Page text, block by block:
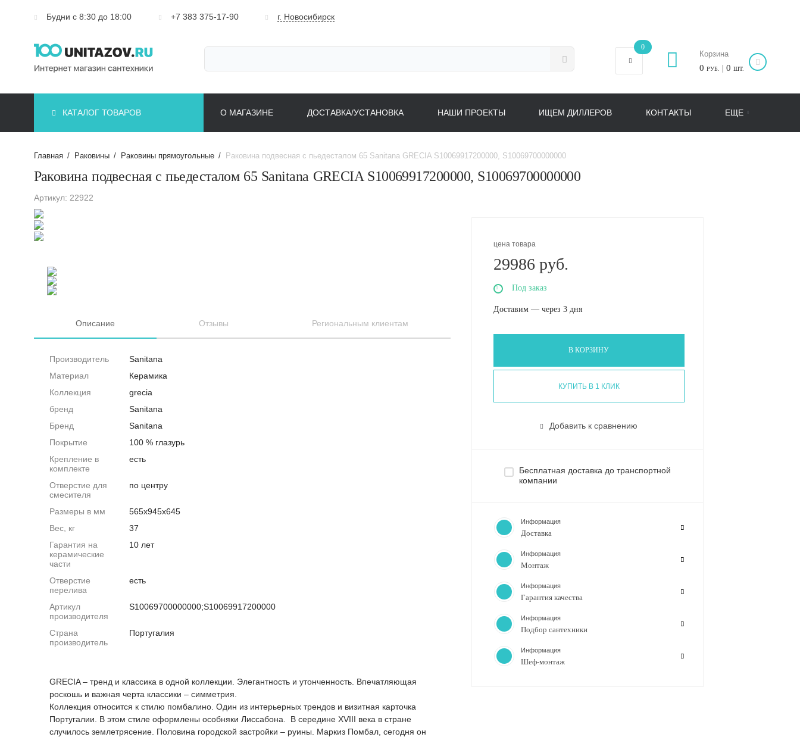
Будни с 8:30 до 18:00 +7 383 375-17-90 г. Новосибирск
0
Корзина
0 РУБ. | 0 ШТ.
КАТАЛОГ ТОВАРОВ О МАГАЗИНЕ ДОСТАВКА/УСТАНОВКА НАШИ ПРОЕКТЫ ИЩЕМ ДИЛЛЕРОВ КОНТАКТЫ ЕЩЕ
Главная / Раковины / Раковины прямоугольные / Раковина подвесная с пьедесталом 65 Sanitana GRECIA S10069917200000, S10069700000000
Раковина подвесная с пьедесталом 65 Sanitana GRECIA S10069917200000, S10069700000000
Артикул: 22922
цена товара
29986 руб.
Под заказ
Доставим — через 3 дня
В КОРЗИНУ
КУПИТЬ В 1 КЛИК
Добавить к сравнению
Бесплатная доставка до транспортной
компании
Информация
Доставка
Информация
Монтаж
Информация
Гарантия качества
Информация
Подбор сантехники
Информация
Шеф-монтаж
Описание Отзывы Региональным клиентам
Производитель
Sanitana
Материал
Керамика
Коллекция
grecia
бренд
Sanitana
Бренд
Sanitana
Покрытие
100 % глазурь
Крепление в
комплекте
есть
Отверстие для
смесителя
по центру
Размеры в мм
565x945x645
Вес, кг
37
Гарантия на
керамические
части
10 лет
Отверстие
перелива
есть
Артикул
производителя
S10069700000000;S10069917200000
Страна
производитель
Португалия
GRECIA – тренд и классика в одной коллекции. Элегантность и утонченность. Впечатляющая
роскошь и важная черта классики – симметрия.
Коллекция относится к стилю помбалино. Один из интерьерных трендов и визитная карточка
Португалии. В этом стиле оформлены особняки Лиссабона. В середине XVIII века в стране
случилось землетрясение. Половина городской застройки – руины. Маркиз Помбал, сегодня он